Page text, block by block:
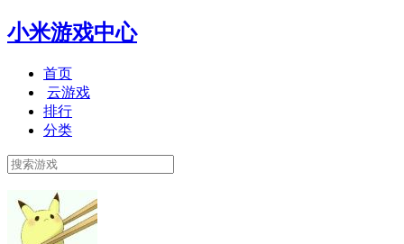
小米游戏中心
首页
云游戏
排行
分类